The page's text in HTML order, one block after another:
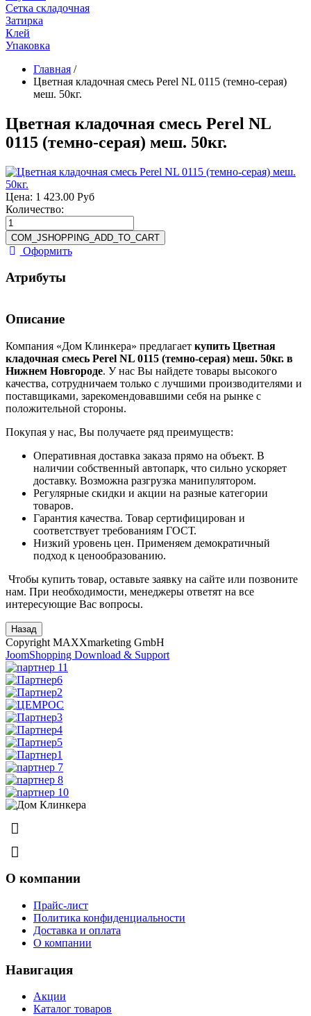
Сетка складочная
Затирка
Клей
Упаковка
Главная /
Цветная кладочная смесь Perel NL 0115 (темно-серая)
меш. 50кг.
Цветная кладочная смесь Perel NL
0115 (темно-серая) меш. 50кг.
Цена: 1 423.00 Руб
Количество:
Оформить
Атрибуты
Описание
Компания «Дом Клинкера» предлагает купить Цветная
кладочная смесь Perel NL 0115 (темно-серая) меш. 50кг. в
Нижнем Новгороде. У нас Вы найдете товары высокого
качества, сотрудничаем только с лучшими производителями и
поставщиками, зарекомендовавшими себя на рынке с
положительной стороны.
Покупая у нас, Вы получаете ряд преимуществ:
Оперативная доставка заказа прямо на объект. В
наличии собственный автопарк, что сильно ускоряет
доставку. Возможна разгрузка манипулятором.
Регулярные скидки и акции на разные категории
товаров.
Гарантия качества. Товар сертифицирован и
соответствует требованиям ГОСТ.
Низкий уровень цен. Применяем демократичный
подход к ценообразованию.
Чтобы купить товар, оставьте заявку на сайте или позвоните
нам. При необходимости, менеджеры ответят на все
интересующие Вас вопросы.
Copyright MAXXmarketing GmbH
JoomShopping Download & Support
О компании
Прайс-лист
Политика конфиденциальности
Доставка и оплата
О компании
Навигация
Акции
Каталог товаров